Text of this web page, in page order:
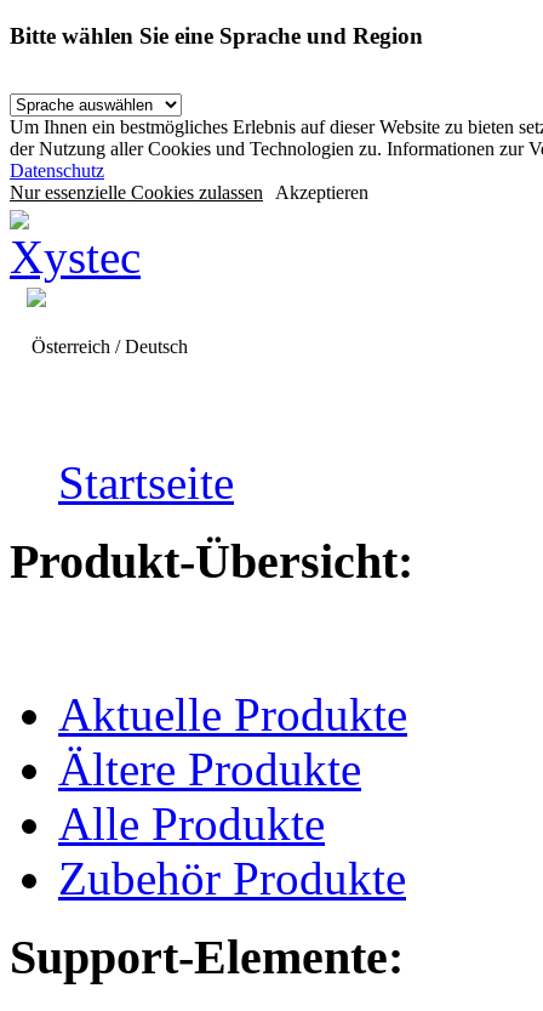
Bitte wählen Sie eine Sprache und Region
Um Ihnen ein bestmögliches Erlebnis auf dieser Website zu bieten
der Nutzung aller Cookies und Technologien zu. Informationen zur
Datenschutz
Nur essenzielle Cookies zulassen Akzeptieren
Österreich / Deutsch
Startseite
Produkt-Übersicht:
Aktuelle Produkte
Ältere Produkte
Alle Produkte
Zubehör Produkte
Support-Elemente: